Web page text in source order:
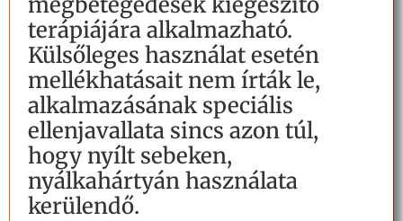
terápiájára alkalmazható.
Külsőleges használat esetén
mellékhatásait nem írták le,
alkalmazásának speciális
ellenjavallata sincs azon túl,
hogy nyílt sebeken,
nyálkahártyán használata
kerülendő.